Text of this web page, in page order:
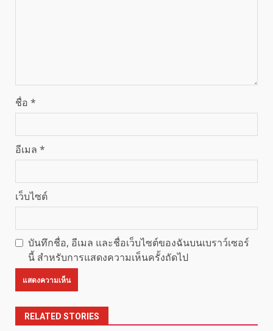
ชื่อ *
อีเมล *
เว็บไซต์
บันทึกชื่อ, อีเมล และชื่อเว็บไซต์ของฉันบนเบราว์เซอร์
นี้ สำหรับการแสดงความเห็นครั้งถัดไป
RELATED STORIES